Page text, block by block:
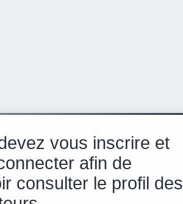
vous inscrire et
afin de
consulter le profil des